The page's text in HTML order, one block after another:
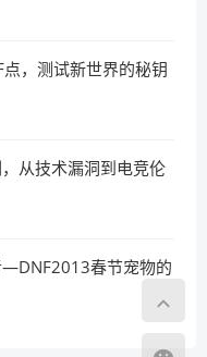
，测试新世界的秘钥
从技术漏洞到电竞伦
春节宠物的